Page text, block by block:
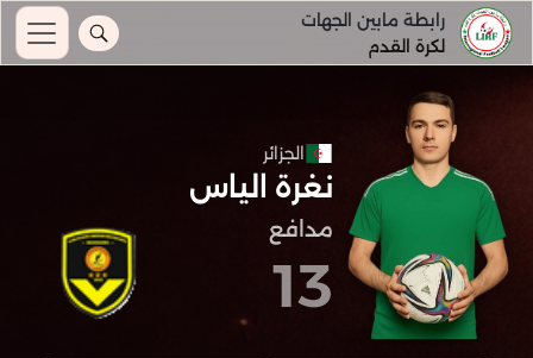
رابطة مابين الجهات
لكرة القدم
الجزائر
نغرة الياس
مدافع
13